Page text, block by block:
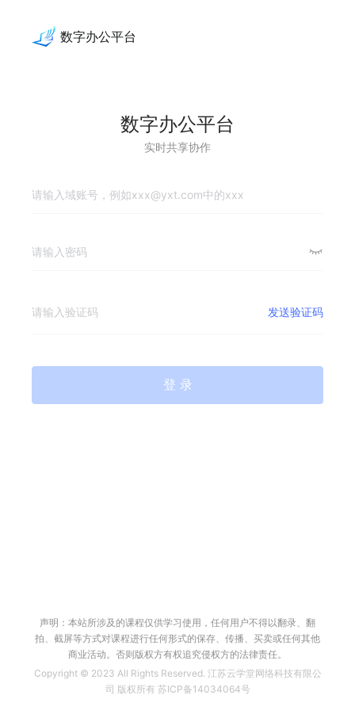
数字办公平台
数字办公平台
实时共享协作
发送验证码
登 录
声明：本站所涉及的课程仅供学习使用，任何用户不得以翻录、翻
拍、截屏等方式对课程进行任何形式的保存、传播、买卖或任何其他
商业活动。否则版权方有权追究侵权方的法律责任。
Copyright © 2023 All Rights Reserved. 江苏云学堂网络科技有限公
司 版权所有 苏ICP备14034064号